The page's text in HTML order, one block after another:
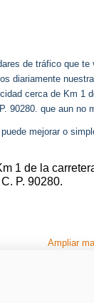
de tráfico que te
diariamente
cerca de Km 1
90280. que aun no
mejorar o
1 de la
P. 90280.
Ampliar